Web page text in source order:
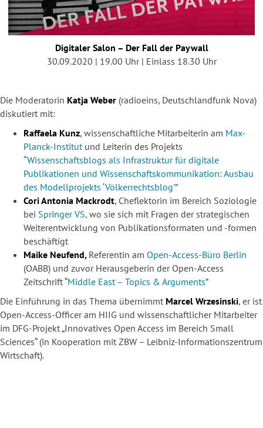
Digitaler Salon – Der Fall der Paywall
30.09.2020 | 19.00 Uhr | Einlass 18.30 Uhr
Die Moderatorin Katja Weber (radioeins, Deutschlandfunk Nova)
diskutiert mit:
Raffaela Kunz, wissenschaftliche Mitarbeiterin am Max-
Planck-Institutund Leiterin des Projekts
“Wissenschaftsblogs als Infrastruktur für digitale
Publikationen und Wissenschaftskommunikation: Ausbau
des Modellprojekts ‘Völkerrechtsblog'”
Cori Antonia Mackrodt, Cheflektorin im Bereich Soziologie
bei Springer VS, wo sie sich mit Fragen der strategischen
Weiterentwicklung von Publikationsformaten und -formen
beschäftigt
Maike Neufend, Referentin am Open-Access-Büro Berlin
(OABB) und zuvor Herausgeberin der Open-Access
Zeitschrift “Middle East – Topics & Arguments”
Die Einführung in das Thema übernimmt Marcel Wrzesinski, er ist
Open-Access-Officer am HIIG und wissenschaftlicher Mitarbeiter
im DFG-Projekt „Innovatives Open Access im Bereich Small
Sciences“ (in Kooperation mit ZBW – Leibniz-Informationszentrum
Wirtschaft).